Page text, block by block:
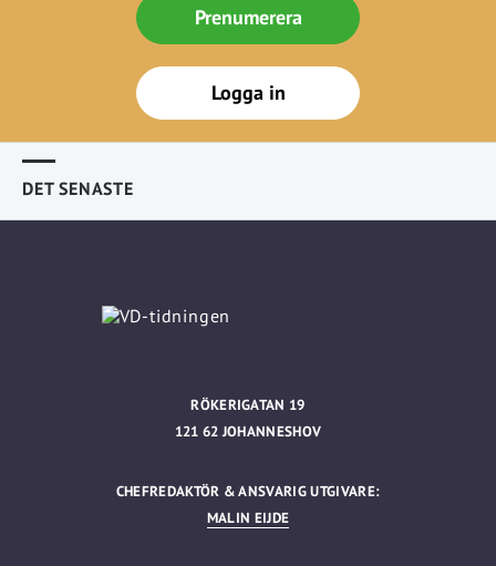
Prenumerera
Logga in
DET SENASTE
RÖKERIGATAN 19
121 62 JOHANNESHOV
CHEFREDAKTÖR & ANSVARIG UTGIVARE:
MALIN EIJDE